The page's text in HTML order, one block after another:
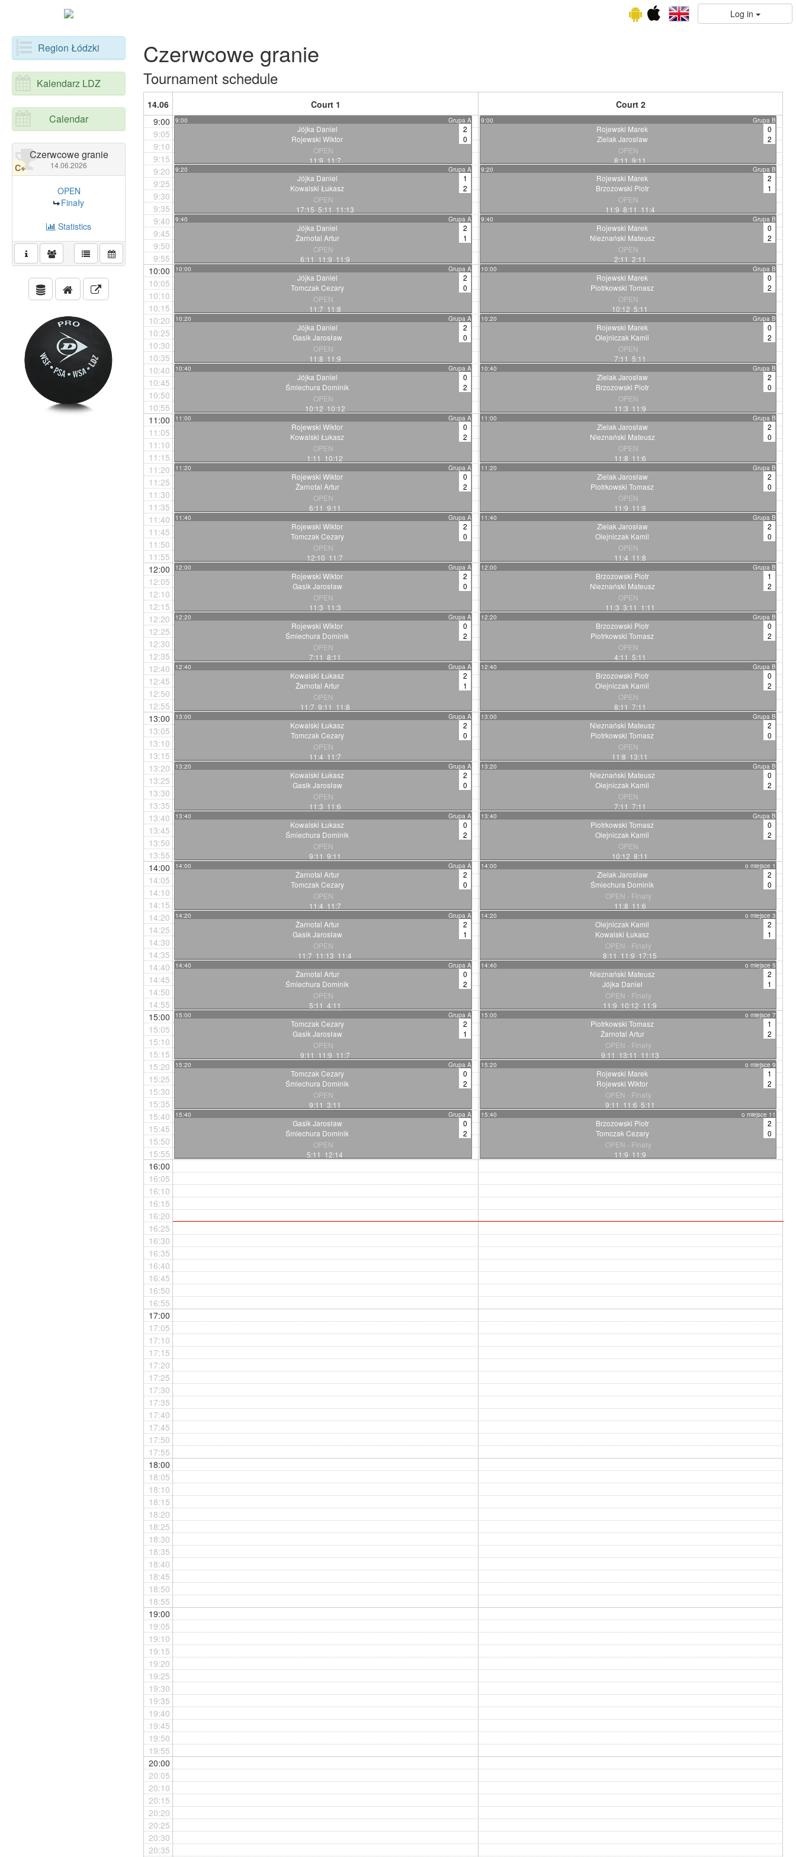
Log in
Region Łódzki
Kalendarz LDZ
Calendar
C+
Czerwcowe granie
14.06.2026
OPEN
Finały
Statistics
Czerwcowe granie
Tournament schedule
14.06 Court 1 Court 2
9:00 Grupa A
Jójka Daniel
2
Rojewski Wiktor
0
OPEN
11:9 11:7
9:20 Grupa A
Jójka Daniel
1
Kowalski Łukasz
2
OPEN
17:15 5:11 11:13
9:40 Grupa A
Jójka Daniel
2
Żarnotal Artur
1
OPEN
6:11 11:9 11:9
10:00 Grupa A
Jójka Daniel
2
Tomczak Cezary
0
OPEN
11:7 11:8
10:20 Grupa A
Jójka Daniel
2
Gasik Jarosław
0
OPEN
11:8 11:9
10:40 Grupa A
Jójka Daniel
0
Śmiechura Dominik
2
OPEN
10:12 10:12
11:00 Grupa A
Rojewski Wiktor
0
Kowalski Łukasz
2
OPEN
1:11 10:12
11:20 Grupa A
Rojewski Wiktor
0
Żarnotal Artur
2
OPEN
6:11 9:11
11:40 Grupa A
Rojewski Wiktor
2
Tomczak Cezary
0
OPEN
12:10 11:7
12:00 Grupa A
Rojewski Wiktor
2
Gasik Jarosław
0
OPEN
11:3 11:3
12:20 Grupa A
Rojewski Wiktor
0
Śmiechura Dominik
2
OPEN
7:11 8:11
12:40 Grupa A
Kowalski Łukasz
2
Żarnotal Artur
1
OPEN
11:7 9:11 11:8
13:00 Grupa A
Kowalski Łukasz
2
Tomczak Cezary
0
OPEN
11:4 11:7
13:20 Grupa A
Kowalski Łukasz
2
Gasik Jarosław
0
OPEN
11:3 11:6
13:40 Grupa A
Kowalski Łukasz
0
Śmiechura Dominik
2
OPEN
9:11 9:11
14:00 Grupa A
Żarnotal Artur
2
Tomczak Cezary
0
OPEN
11:4 11:7
14:20 Grupa A
Żarnotal Artur
2
Gasik Jarosław
1
OPEN
11:7 11:13 11:4
14:40 Grupa A
Żarnotal Artur
0
Śmiechura Dominik
2
OPEN
5:11 4:11
15:00 Grupa A
Tomczak Cezary
2
Gasik Jarosław
1
OPEN
9:11 11:9 11:7
15:20 Grupa A
Tomczak Cezary
0
Śmiechura Dominik
2
OPEN
9:11 3:11
15:40 Grupa A
Gasik Jarosław
0
Śmiechura Dominik
2
OPEN
5:11 12:14
9:00 Grupa B
Rojewski Marek
0
Zielak Jarosław
2
OPEN
8:11 9:11
9:20 Grupa B
Rojewski Marek
2
Brzozowski Piotr
1
OPEN
11:9 8:11 11:4
9:40 Grupa B
Rojewski Marek
0
Nieznański Mateusz
2
OPEN
2:11 2:11
10:00 Grupa B
Rojewski Marek
0
Piotrkowski Tomasz
2
OPEN
10:12 5:11
10:20 Grupa B
Rojewski Marek
0
Olejniczak Kamil
2
OPEN
7:11 5:11
10:40 Grupa B
Zielak Jarosław
2
Brzozowski Piotr
0
OPEN
11:3 11:9
11:00 Grupa B
Zielak Jarosław
2
Nieznański Mateusz
0
OPEN
11:8 11:6
11:20 Grupa B
Zielak Jarosław
2
Piotrkowski Tomasz
0
OPEN
11:9 11:8
11:40 Grupa B
Zielak Jarosław
2
Olejniczak Kamil
0
OPEN
11:4 11:8
12:00 Grupa B
Brzozowski Piotr
1
Nieznański Mateusz
2
OPEN
11:3 3:11 1:11
12:20 Grupa B
Brzozowski Piotr
0
Piotrkowski Tomasz
2
OPEN
4:11 5:11
12:40 Grupa B
Brzozowski Piotr
0
Olejniczak Kamil
2
OPEN
8:11 7:11
13:00 Grupa B
Nieznański Mateusz
2
Piotrkowski Tomasz
0
OPEN
11:8 13:11
13:20 Grupa B
Nieznański Mateusz
0
Olejniczak Kamil
2
OPEN
7:11 7:11
13:40 Grupa B
Piotrkowski Tomasz
0
Olejniczak Kamil
2
OPEN
10:12 8:11
14:00 o miejsce 1
Zielak Jarosław
2
Śmiechura Dominik
0
OPEN - Finały
11:8 11:6
14:20 o miejsce 3
Olejniczak Kamil
2
Kowalski Łukasz
1
OPEN - Finały
8:11 11:9 17:15
14:40 o miejsce 5
Nieznański Mateusz
2
Jójka Daniel
1
OPEN - Finały
11:9 10:12 11:9
15:00 o miejsce 7
Piotrkowski Tomasz
1
Żarnotal Artur
2
OPEN - Finały
9:11 13:11 11:13
15:20 o miejsce 9
Rojewski Marek
1
Rojewski Wiktor
2
OPEN - Finały
9:11 11:6 5:11
15:40 o miejsce 11
Brzozowski Piotr
2
Tomczak Cezary
0
OPEN - Finały
11:9 11:9
9:00
9:05
9:10
9:15
9:20
9:25
9:30
9:35
9:40
9:45
9:50
9:55
10:00
10:05
10:10
10:15
10:20
10:25
10:30
10:35
10:40
10:45
10:50
10:55
11:00
11:05
11:10
11:15
11:20
11:25
11:30
11:35
11:40
11:45
11:50
11:55
12:00
12:05
12:10
12:15
12:20
12:25
12:30
12:35
12:40
12:45
12:50
12:55
13:00
13:05
13:10
13:15
13:20
13:25
13:30
13:35
13:40
13:45
13:50
13:55
14:00
14:05
14:10
14:15
14:20
14:25
14:30
14:35
14:40
14:45
14:50
14:55
15:00
15:05
15:10
15:15
15:20
15:25
15:30
15:35
15:40
15:45
15:50
15:55
16:00
16:05
16:10
16:15
16:20
16:25
16:30
16:35
16:40
16:45
16:50
16:55
17:00
17:05
17:10
17:15
17:20
17:25
17:30
17:35
17:40
17:45
17:50
17:55
18:00
18:05
18:10
18:15
18:20
18:25
18:30
18:35
18:40
18:45
18:50
18:55
19:00
19:05
19:10
19:15
19:20
19:25
19:30
19:35
19:40
19:45
19:50
19:55
20:00
20:05
20:10
20:15
20:20
20:25
20:30
20:35